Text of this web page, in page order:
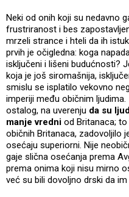
Neki od onih koji su nedavno
frustriranost i bes
mrzeli strance i hteli da ih
prvih je očigledna: koga
isključeni i lišeni budućnosti?
koja je još siromašnija,
smislu se isplatilo vekovno
imperiji među običnim
ostalog, na uverenju da su
manje vredni od Britanaca;
običnih Britanaca, zadovoljilo
osećaju superiorni. Nije
gaje slična osećanja prema
prema onima koji nisu mirno
već su bili dovoljno drski da